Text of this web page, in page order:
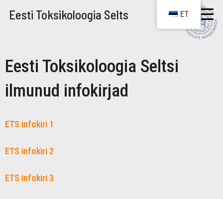
Eesti Toksikoloogia Selts
Eesti Toksikoloogia Seltsi
ilmunud infokirjad
ETS infokiri 1
ETS infokiri 2
ETS infokiri 3
ET